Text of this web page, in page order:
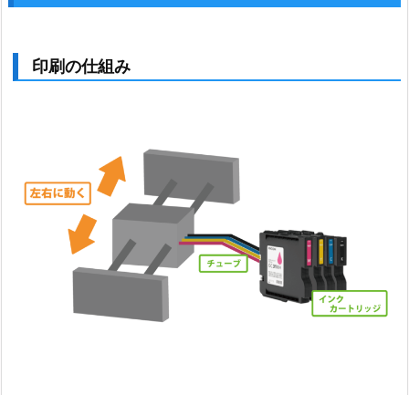
印刷の仕組み